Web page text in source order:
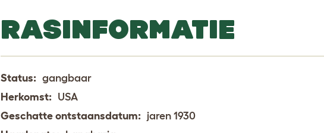
RASINFORMATIE
Status: gangbaar
Herkomst: USA
Geschatte ontstaansdatum: jaren 1930